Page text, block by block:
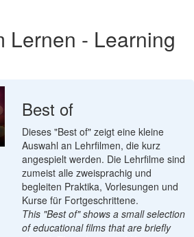
Lernen - Learning
Best of
Dieses "Best of" zeigt eine kleine
Auswahl an Lehrfilmen, die kurz
angespielt werden. Die Lehrfilme sind
zumeist alle zweisprachig und
begleiten Praktika, Vorlesungen und
Kurse für Fortgeschrittene.
This "Best of" shows a small selection
of educational films that are briefly